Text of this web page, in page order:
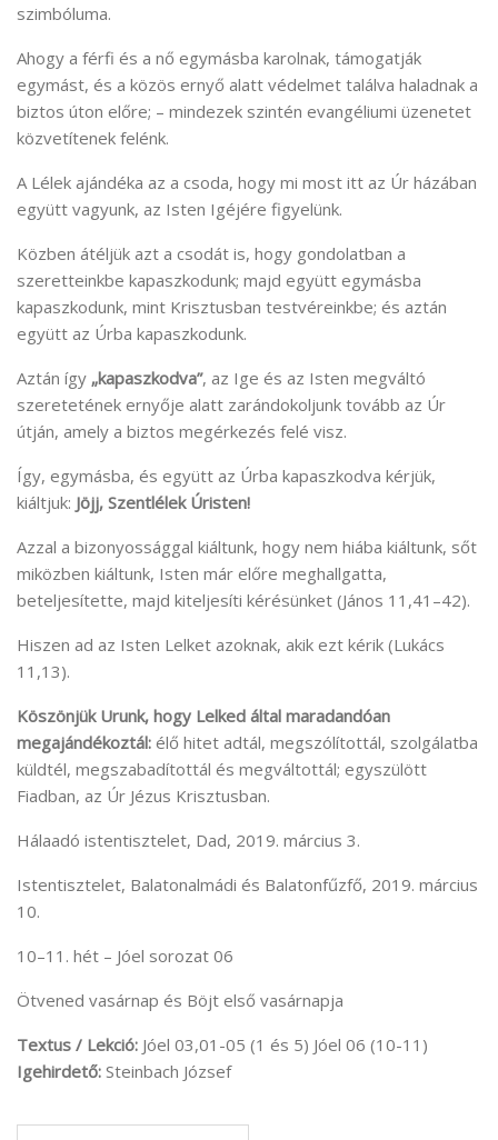
szimbóluma.
Ahogy a férfi és a nő egymásba karolnak, támogatják
egymást, és a közös ernyő alatt védelmet találva haladnak a
biztos úton előre; – mindezek szintén evangéliumi üzenetet
közvetítenek felénk.
A Lélek ajándéka az a csoda, hogy mi most itt az Úr házában
együtt vagyunk, az Isten Igéjére figyelünk.
Közben átéljük azt a csodát is, hogy gondolatban a
szeretteinkbe kapaszkodunk; majd együtt egymásba
kapaszkodunk, mint Krisztusban testvéreinkbe; és aztán
együtt az Úrba kapaszkodunk.
Aztán így „kapaszkodva”, az Ige és az Isten megváltó
szeretetének ernyője alatt zarándokoljunk tovább az Úr
útján, amely a biztos megérkezés felé visz.
Így, egymásba, és együtt az Úrba kapaszkodva kérjük,
kiáltjuk: Jöjj, Szentlélek Úristen!
Azzal a bizonyossággal kiáltunk, hogy nem hiába kiáltunk, sőt
miközben kiáltunk, Isten már előre meghallgatta,
beteljesítette, majd kiteljesíti kérésünket (János 11,41–42).
Hiszen ad az Isten Lelket azoknak, akik ezt kérik (Lukács
11,13).
Köszönjük Urunk, hogy Lelked által maradandóan
megajándékoztál: élő hitet adtál, megszólítottál, szolgálatba
küldtél, megszabadítottál és megváltottál; egyszülött
Fiadban, az Úr Jézus Krisztusban.
Hálaadó istentisztelet, Dad, 2019. március 3.
Istentisztelet, Balatonalmádi és Balatonfűzfő, 2019. március
10.
10–11. hét – Jóel sorozat 06
Ötvened vasárnap és Böjt első vasárnapja
Textus / Lekció: Jóel 03,01-05 (1 és 5) Jóel 06 (10-11)
Igehirdető: Steinbach József